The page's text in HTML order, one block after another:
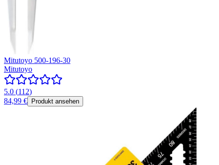
Mitutoyo 500-196-30
Mitutoyo
5.0 (112)
84,99 €
Produkt ansehen